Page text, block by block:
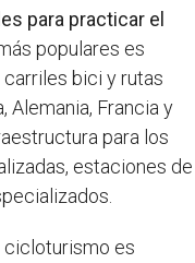
para practicar el
populares es
bici y rutas
Alemania, Francia y
para los
estaciones de
cicloturismo es